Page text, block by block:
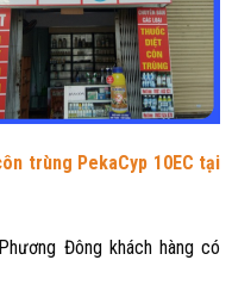
trùng PekaCyp 10EC tại
Đông khách hàng có